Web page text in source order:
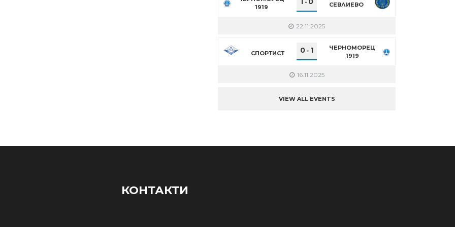
1919
- СЕВЛИЕВО
22.11.2025
СПОРТИСТ 0 - 1
ЧЕРНОМОРЕЦ
1919
16.11.2025
VIEW ALL EVENTS
КОНТАКТИ